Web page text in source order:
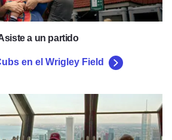
a un partido
en el Wrigley Field
360 Chicago, TILT